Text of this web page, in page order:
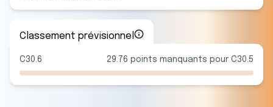
Classement prévisionnel
C30.6 29.76 points manquants pour C30.5